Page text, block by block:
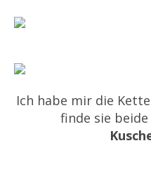
Ich habe mir die
finde sie